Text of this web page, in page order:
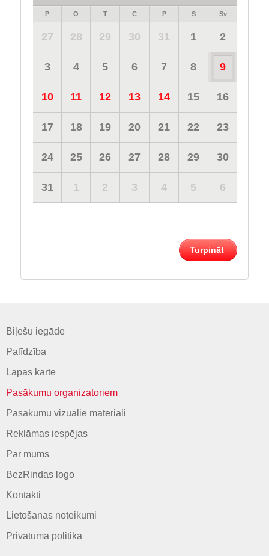
P O T C P S Sv
27 28 29 30 31 1 2
3 4 5 6 7 8 9
10 11 12 13 14 15 16
17 18 19 20 21 22 23
24 25 26 27 28 29 30
31 1 2 3 4 5 6
Turpināt
Biļešu iegāde
Palīdzība
Lapas karte
Pasākumu organizatoriem
Pasākumu vizuālie materiāli
Reklāmas iespējas
Par mums
BezRindas logo
Kontakti
Lietošanas noteikumi
Privātuma politika